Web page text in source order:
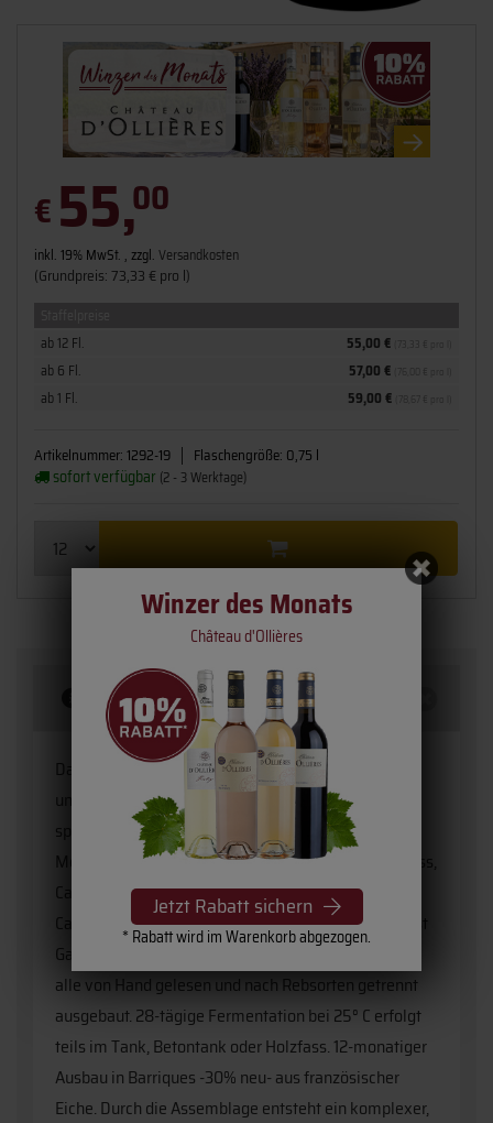
Winzer des Monats
Château d'Ollières
Jetzt Rabatt sichern
* Rabatt wird im Warenkorb abgezogen.
€55,00
inkl. 19% MwSt. , zzgl. Versandkosten
(Grundpreis: 73,33 € pro l)
ab 1 Fl. 59,00 €
ab 6 Fl. 57,00 €
ab 12 Fl. 55,00 €
Artikelnummer:1292-19 Flaschengröße: 0,75 l
sofort verfügbar (2 - 3 Werktage)
Beschreibung
Das Terroir mit großen Kieseln gibt den
unterschiedlichen Rebsorten die Möglichkeit in der
späteren Assemblage ein Aquarell der Terroir
Merkmale widerzuspiegeln. Merlot vermittelt Genuss,
Cabernet Sauvignon verleiht Struktur und Rasse,
Cabernet Franc bringt Frische mit und Petit Verdot ist
Garant für komplexe Aromen. Die Trauben werden
alle von Hand gelesen und nach Rebsorten getrennt
ausgebaut. 28-tägige Fermentation bei 25° C erfolgt
teils im Tank, Betontank oder Holzfass. 12-monatiger
Ausbau in Barriques -30% neu- aus französischer
Eiche. Durch die Assemblage entsteht ein komplexer,